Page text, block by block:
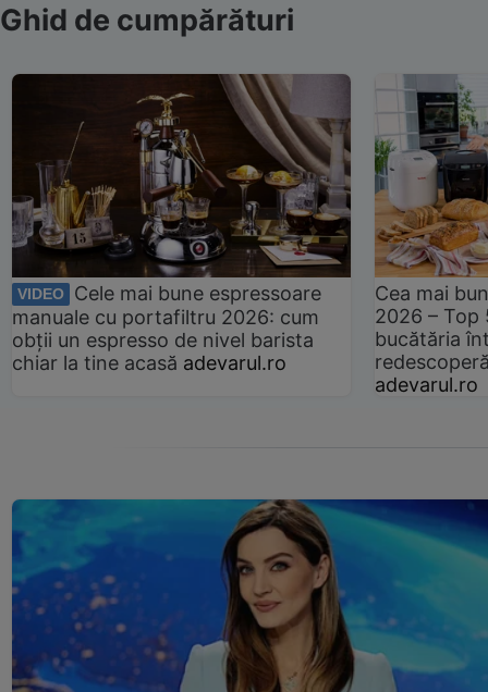
Ghid de cumpărături
VIDEO
Cele mai bune espressoare
manuale cu portafiltru 2026: cum
obții un espresso de nivel barista
chiar la tine acasă adevarul.ro
Cea mai
2026 –
bucătăria
adevarul.ro